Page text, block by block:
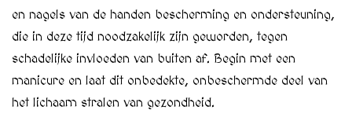
en nagels van de handen bescherming en ondersteuning,
die in deze tijd noodzakelijk zijn geworden, tegen
schadelijke invloeden van buiten af. Begin met een
manicure en laat dit onbedekte, onbeschermde deel van
het lichaam stralen van gezondheid.